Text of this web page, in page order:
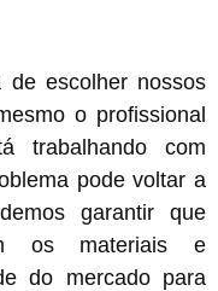
escolher nossos
o profissional
trabalhando com
pode voltar a
garantir que
os materiais e
do mercado para